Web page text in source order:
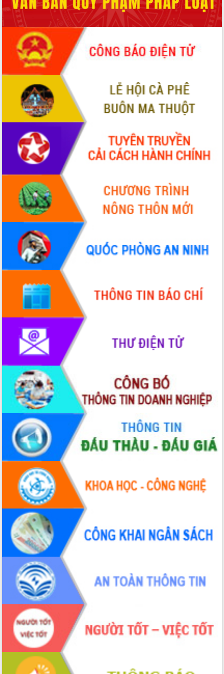
trong Khu kinh tế Nam Phú Yên
Hòn Yến phát triển du lịch gắn với bảo
tồn biển
Lấy ý kiến điều chỉnh Quy hoạch tỉnh
Đắk Lắk thời kỳ 2021-2030, tầm nhìn
đến năm 2050
Phát động chiến dịch 30 ngày đêm
giải phóng mặt bằng Tuyến đường bộ
ven biển
Đắk Lắk nỗ lực thúc đẩy tăng trưởng
kinh tế từ 10% trở lên trong Quý
II/2026
Đắk Lắk ký kết thỏa thuận hợp tác về
chuyển đổi số giai đoạn 2026 – 2030
với Tập đoàn Bưu chính Viễn thông
Việt Nam
Thứ trưởng Bộ Y tế làm việc với tỉnh
Đắk Lắk về phát triển nhân lực y tế
cho trạm y tế cấp xã
Du lịch Đắk Lắk nâng tầm trải nghiệm
du khách thông qua Hệ thống cơ sở dữ
liệu và Bản đồ số
Tập huấn ứng dụng trí tuệ nhân tạo (AI)
trong thương mại điện tử năm 2026
Đoàn đại biểu Quốc hội tỉnh Đắk Lắk
trao đổi thông tin trước Kỳ họp thứ
nhất, Quốc hội khóa XVI
Quyết liệt cải cách hành chính, khơi
thông nguồn lực phát triển
Nâng cao hiệu lực, hiệu quả HĐND
tỉnh thông qua hiện đại hóa hành chính
Xã Ea Phê gắn cải cách hành chính với
Phó Chủ tịch Thường trực UBND tỉnh
Hồ Thị Nguyên Thảo làm việc tại Trung
tâm Phục vụ hành chính công xã Ea
Phê
Xây dựng nền hành chính số đồng
hành cùng nông dân dân, doanh nghiệp
Giai đoạn 2026-2030, Đắk Lắk phấn
đấu có 77% xã đạt chuẩn nông thôn
mới
Chuyển đổi số 'mở đường' cho nông
nghiệp Đắk Lắk tăng trưởng bứt phá
Triển khai đồng bộ đo đạc, lập hồ sơ
địa chính, hoàn thiện cơ sở dữ liệu đất
Ứng dụng sinh trắc học - Bước tiến
trong hành trình chuyển đổi số tại Đắk
Lắk
Đắk Lắk nâng cao hiệu quả công tác
Đảng từ Sổ tay đảng viên điện tử
Đắk Lắk đẩy mạnh nuôi biển công
nghệ, hướng tới phát triển thủy sản
bền vững
Tập huấn nâng cao năng lực triển khai
chuyển đổi số cho cán bộ, công chức
cấp xã
Đắk Lắk phát động hưởng ứng Ngày
Quyền của người tiêu dùng Việt Nam
2026